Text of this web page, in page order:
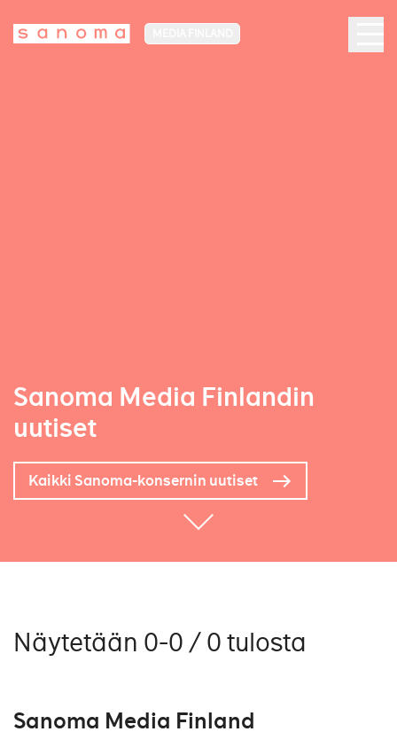
Sanoma Media Finlandin
uutiset
Kaikki Sanoma-konsernin uutiset
Näytetään 0-0 / 0 tulosta
Sanoma Media Finland